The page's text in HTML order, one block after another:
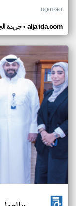
UQ01GO
جريدة• aljarida.com